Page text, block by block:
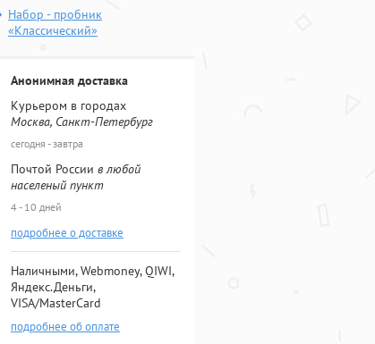
Набор - пробник
«Классический»
Анонимная доставка
Курьером в городах
Москва, Санкт-Петербург
сегодня - завтра
Почтой России в любой
населеный пункт
4 - 10 дней
подробнее о доставке
Наличными, Webmoney, QIWI,
Яндекс.Деньги,
VISA/MasterCard
подробнее об оплате